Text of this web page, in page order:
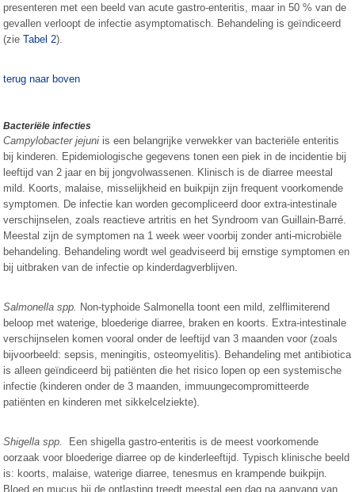
presenteren met een beeld van acute gastro-enteritis, maar in 50 % van de
gevallen verloopt de infectie asymptomatisch. Behandeling is geïndiceerd
(zieTabel 2).
terug naar boven
Bacteriële infecties
Campylobacter jejuni is een belangrijke verwekker van bacteriële enteritis
bij kinderen. Epidemiologische gegevens tonen een piek in de incidentie bij
leeftijd van 2 jaar en bij jongvolwassenen. Klinisch is de diarree meestal
mild. Koorts, malaise, misselijkheid en buikpijn zijn frequent voorkomende
symptomen. De infectie kan worden gecompliceerd door extra-intestinale
verschijnselen, zoals reactieve artritis en het Syndroom van Guillain-Barré.
Meestal zijn de symptomen na 1 week weer voorbij zonder anti-microbiële
behandeling. Behandeling wordt wel geadviseerd bij ernstige symptomen en
bij uitbraken van de infectie op kinderdagverblijven.
Salmonella spp. Non-typhoide Salmonella toont een mild, zelflimiterend
beloop met waterige, bloederige diarree, braken en koorts. Extra-intestinale
verschijnselen komen vooral onder de leeftijd van 3 maanden voor (zoals
bijvoorbeeld: sepsis, meningitis, osteomyelitis). Behandeling met antibiotica
is alleen geïndiceerd bij patiënten die het risico lopen op een systemische
infectie (kinderen onder de 3 maanden, immuungecompromitteerde
patiënten en kinderen met sikkelcelziekte).
Shigella spp.
Een shigella gastro-enteritis is de meest voorkomende
oorzaak voor bloederige diarree op de kinderleeftijd. Typisch klinische beeld
is: koorts, malaise, waterige diarree, tenesmus en krampende buikpijn.
Bloed en mucus bij de ontlasting treedt meestal een dag na aanvang van